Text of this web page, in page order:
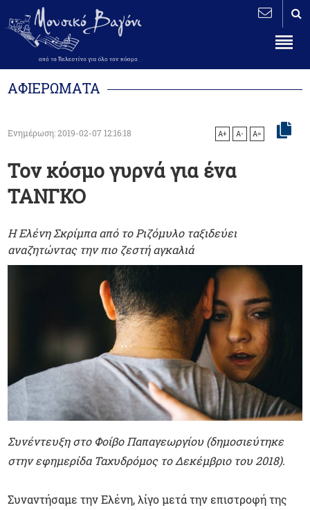
ΑΦΙΕΡΩΜΑΤΑ
Ενημέρωση: 2019-02-07 12:16:18 A+ A- A=
Τον κόσμο γυρνά για ένα
ΤΑΝΓΚΟ
Η Ελένη Σκρίμπα από το Ριζόμυλο ταξιδεύει
αναζητώντας την πιο ζεστή αγκαλιά
Συνέντευξη στο Φοίβο Παπαγεωργίου (δημοσιεύτηκε
στην εφημερίδα Ταχυδρόμος το Δεκέμβριο του 2018).
Συναντήσαμε την Ελένη, λίγο μετά την επιστροφή της